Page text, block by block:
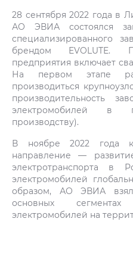
28 сентября 2022 года в
АО ЭВИА состоялся
специализированного
брендом EVOLUTE.
предприятия включает
На первом этапе
производиться
производительность
электромобилей в
производству).
В ноябре 2022 года
направление —
электротранспорта в
электромобилей
образом, АО ЭВИА
основных
электромобилей на